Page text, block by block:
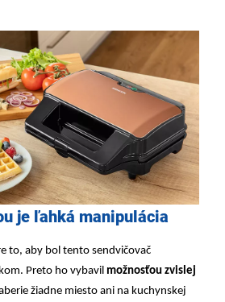
je ľahká manipulácia
to, aby bol tento sendvičovač
Preto ho vybavil možnosťou zvislej
žiadne miesto ani na kuchynskej